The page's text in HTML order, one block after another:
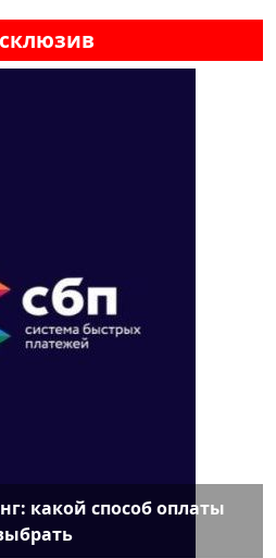
какой способ оплаты